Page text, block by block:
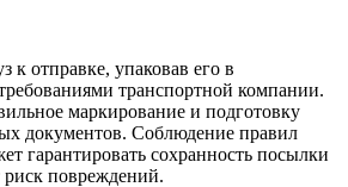
к отправке, упаковав его в
транспортной компании.
маркирование и подготовку
документов. Соблюдение правил
гарантировать сохранность посылки
риск повреждений.